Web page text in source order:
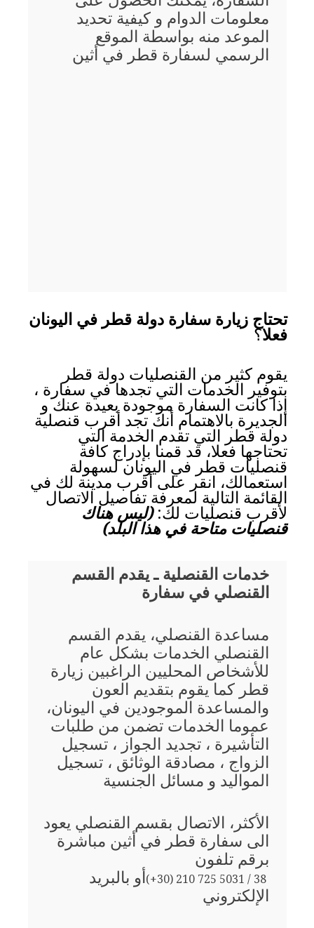
معلومات الدوام و كيفية تحديد
الموعد منه بواسطة الموقع
الرسمي لسفارة قطر في أثين
تحتاج زيارة سفارة دولة قطر في اليونان
فعلا؟
يقوم كثير من القنصليات دولة قطر
بتوفير الخدمات التي تجدها في سفارة ،
إذا كانت السفارة موجودة بعيدة عنك و
الجديرة بالاهتمام أنك تجد أقرب قنصلية
دولة قطر التي تقدم الخدمة التي
تحتاجها فعلا، قد قمنا بإدراج كافة
قنصليات قطر في اليونان لسهولة
استعمالك، انقر على أقرب مدينة لك في
القائمة التالية لمعرفة تفاصيل الاتصال
لأقرب قنصليات لك:(ليس هناك
قنصليات متاحة في هذا البلد)
خدمات القنصلية ـ يقدم القسم
القنصلي في سفارة
مساعدة القنصلي، يقدم القسم
القنصلي الخدمات بشكل عام
للأشخاص المحليين الراغبين زيارة
قطر كما يقوم بتقديم العون
والمساعدة الموجودين في اليونان،
عموما الخدمات تضمن من طلبات
التأشيرة ، تجديد الجواز ، تسجيل
الزواج ، مصادقة الوثائق ، تسجيل
المواليد و مسائل الجنسية
الأكثر، الاتصال بقسم القنصلي يعود
الى سفارة قطر في أثين مباشرة
برقم تلفون
(+30) 210 725 5031 / 38أو بالبريد
الإلكتروني